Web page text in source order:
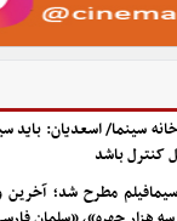
سینما/ اسعدیان: باید
کنترل باشد
مطرح شد؛